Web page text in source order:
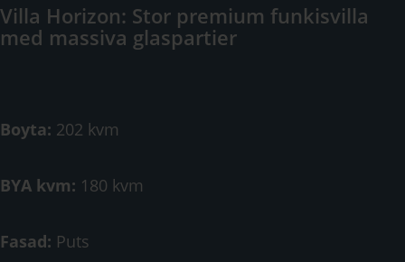
Villa Horizon: Stor premium funkisvilla
med massiva glaspartier
Boyta: 202 kvm
BYA kvm: 180 kvm
Fasad: Puts